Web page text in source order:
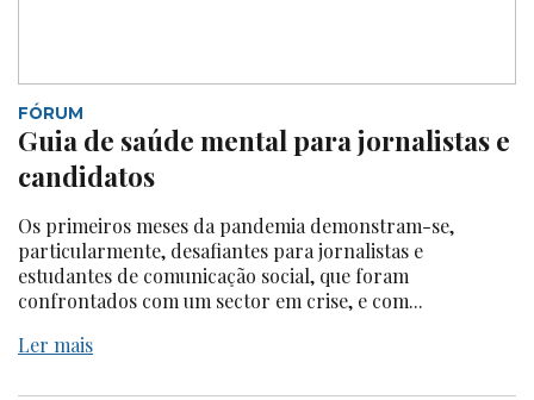
FÓRUM
Guia de saúde mental para jornalistas e
candidatos
Os primeiros meses da pandemia demonstram-se,
particularmente, desafiantes para jornalistas e
estudantes de comunicação social, que foram
confrontados com um sector em crise, e com...
Ler mais